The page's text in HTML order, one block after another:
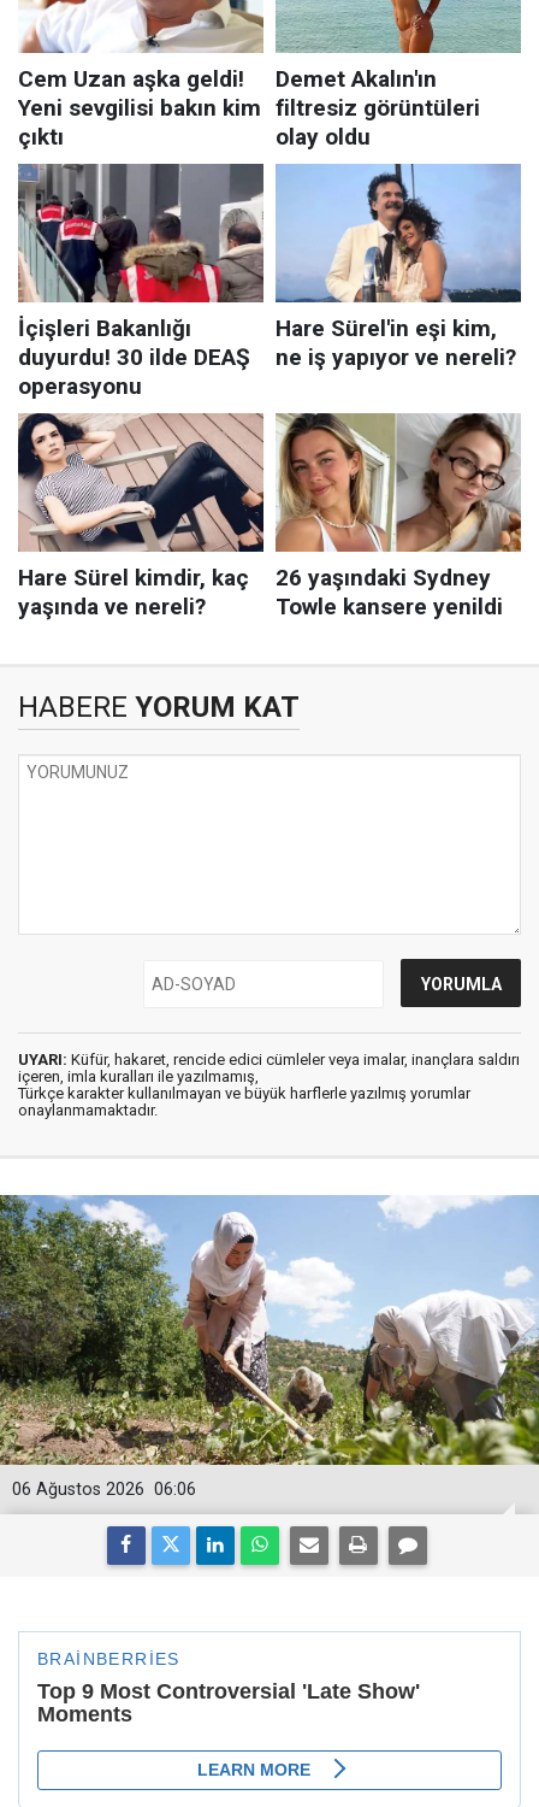
HABERE YORUM KAT
UYARI: Küfür, hakaret, rencide edici cümleler veya imalar, inançlara saldırı
içeren, imla kuralları ile yazılmamış,
Türkçe karakter kullanılmayan ve büyük harflerle yazılmış yorumlar
onaylanmamaktadır.
06:06
06 Ağustos 2026